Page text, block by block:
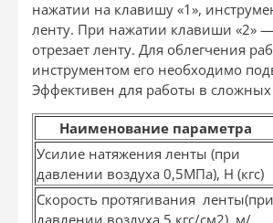
нажатии на клавишу «1»,
ленту. При нажатии клавиши «2» —
отрезает ленту. Для облегчения
инструментом его необходимо
Эффективен для работы в сложных
Наименование параметра
Усилие натяжения ленты (при
давлении воздуха 0,5МПа), Н (кгс)
Скорость протягивания ленты(при
давлении воздуха 5 кгс/см2), м/